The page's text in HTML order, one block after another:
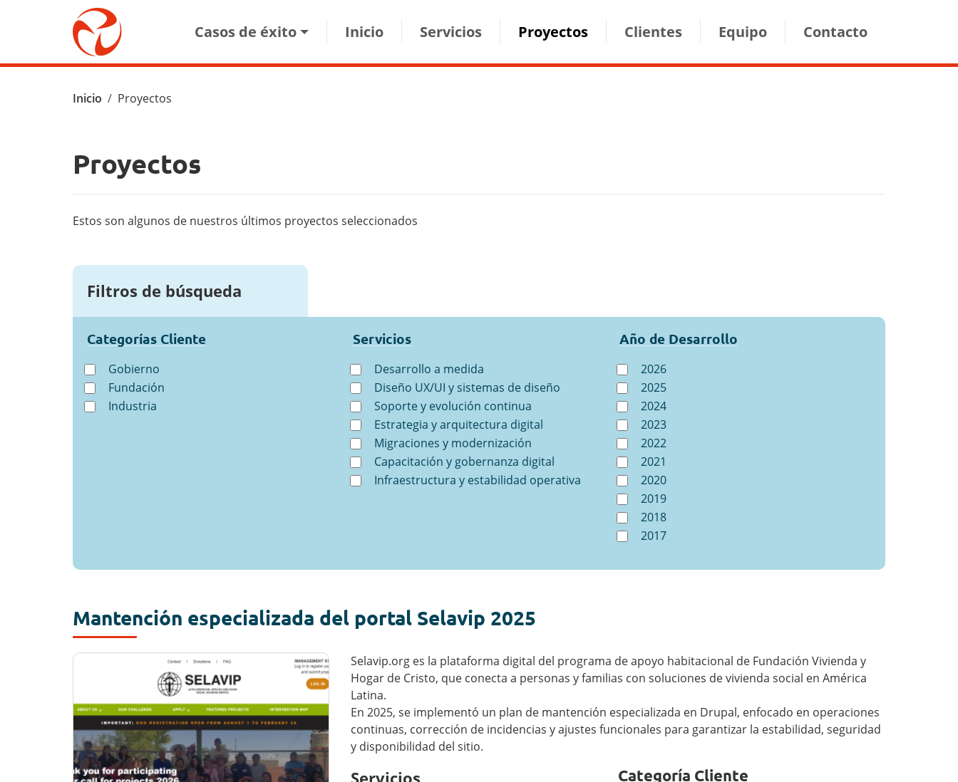
Pasar al contenido principal
Main navigation
Casos de éxito Inicio Servicios Proyectos Clientes Equipo Contacto
Ruta de navegación
Inicio Proyectos
Proyectos
Estos son algunos de nuestros últimos proyectos seleccionados
Filtros de búsqueda
Categorías Cliente
Gobierno
Fundación
Industria
Servicios
Desarrollo a medida
Diseño UX/UI y sistemas de diseño
Soporte y evolución continua
Estrategia y arquitectura digital
Migraciones y modernización
Capacitación y gobernanza digital
Infraestructura y estabilidad operativa
Año de Desarrollo
2026
2025
2024
2023
2022
2021
2020
2019
2018
2017
Mantención especializada del portal Selavip 2025
Selavip.org es la plataforma digital del programa de apoyo habitacional de Fundación Vivienda y
Hogar de Cristo, que conecta a personas y familias con soluciones de vivienda social en América
Latina.
En 2025, se implementó un plan de mantención especializada en Drupal, enfocado en operaciones
continuas, corrección de incidencias y ajustes funcionales para garantizar la estabilidad, seguridad
y disponibilidad del sitio.
Servicios Categoría Cliente